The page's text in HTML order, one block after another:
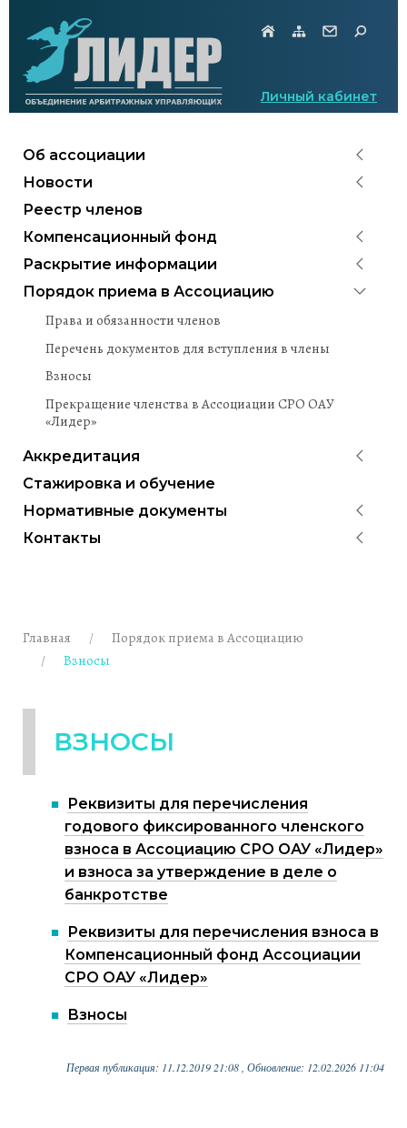
Личный кабинет
Об ассоциации
Новости
Реестр членов
Компенсационный фонд
Раскрытие информации
Порядок приема в Ассоциацию
Права и обязанности членов
Перечень документов для вступления в члены
Взносы
Прекращение членства в Ассоциации СРО ОАУ
«Лидер»
Аккредитация
Стажировка и обучение
Нормативные документы
Контакты
Главная
Порядок приема в Ассоциацию
Взносы
ВЗНОСЫ
Реквизиты для перечисления
годового фиксированного членского
взноса в Ассоциацию СРО ОАУ «Лидер»
и взноса за утверждение в деле о
банкротстве
Реквизиты для перечисления взноса в
Компенсационный фонд Ассоциации
СРО ОАУ «Лидер»
Взносы
Первая публикация: 11.12.2019 21:08 , Обновление: 12.02.2026 11:04